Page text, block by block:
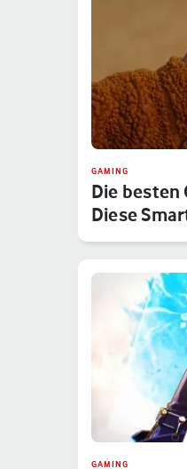
GAMING
Die besten
Diese
GAMING